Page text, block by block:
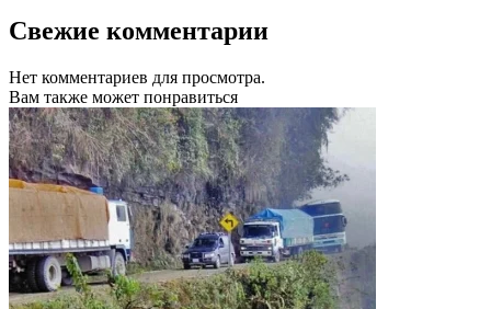
Свежие комментарии
Нет комментариев для просмотра.
Вам также может понравиться